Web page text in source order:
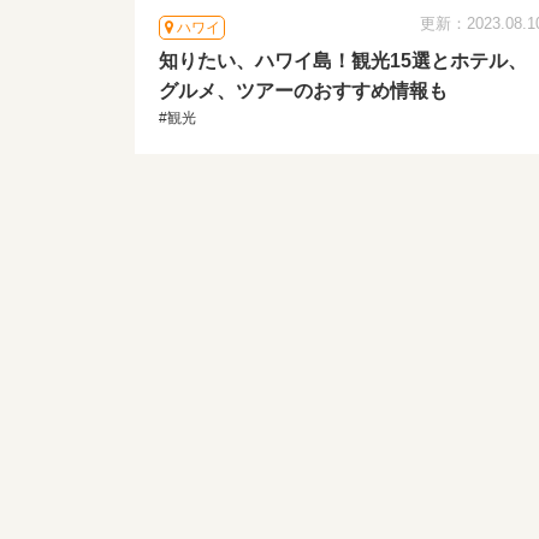
ハワイ 更新：
知りたい、ハワイ島！観光15選とホテル、
グルメ、ツアーのおすすめ情報も
#観光